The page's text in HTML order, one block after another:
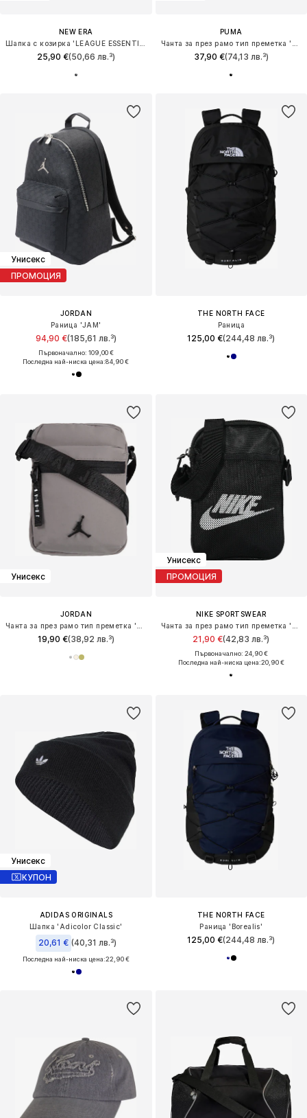
NEW ERA
25,90 €(50,66 лв.³)
PUMA
37,90 €(74,13 лв.³)
Унисекс
ПРОМОЦИЯ
JORDAN
Раница 'JAM'
94,90 €(185,61 лв.³)
Първоначално: 109,00 €
Последна най-ниска цена:84,90 €
THE NORTH FACE
Раница
125,00 €(244,48 лв.³)
Унисекс
JORDAN
19,90 €(38,92 лв.³)
Унисекс
ПРОМОЦИЯ
NIKE SPORTSWEAR
21,90 €(42,83 лв.³)
Първоначално: 24,90 €
Последна най-ниска цена:20,90 €
Унисекс
КУПОН
ADIDAS ORIGINALS
Шапка 'Adicolor Classic'
20,61 € (40,31 лв.³)
Последна най-ниска цена:22,90 €
THE NORTH FACE
Раница 'Borealis'
125,00 €(244,48 лв.³)